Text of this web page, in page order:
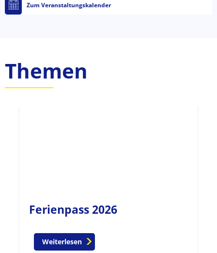
Zum Veranstaltungskalender
Themen
Ferienpass 2026
Weiterlesen